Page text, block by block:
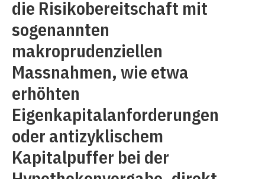
die Risikobereitschaft mit
sogenannten
makroprudenziellen
Massnahmen, wie etwa
erhöhten
Eigenkapitalanforderungen
oder antizyklischem
Kapitalpuffer bei der